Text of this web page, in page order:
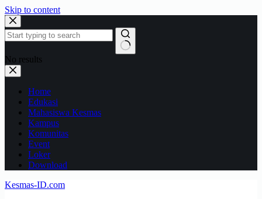
Skip to content
No results
Home
Edukasi
Mahasiswa Kesmas
Kampus
Komunitas
Event
Loker
Download
Kesmas-ID.com